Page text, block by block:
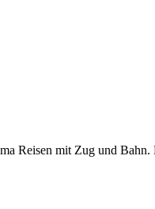
Reisen mit Zug und